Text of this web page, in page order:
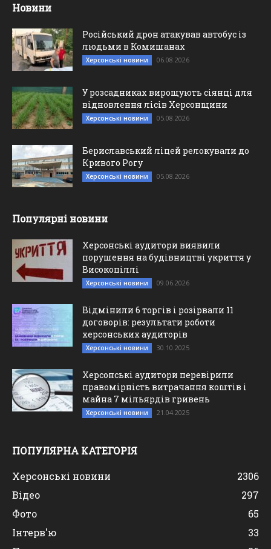
Новини
Російський дрон атакував автобус із
людьми в Комишанах
Херсонські новини 06.08.2026
У розсадниках вирощують сіянці для
відновлення лісів Херсонщини
Херсонські новини 05.08.2026
Бериславський ліцей релокували до
Кривого Рогу
Херсонські новини 05.08.2026
Популярні новини
Херсонські аудитори виявили
порушення на будівництві укриття у
Високопіллі
Херсонські новини 09.06.2026
Відмінили 6 торгів і розірвали 11
договорів: результати роботи
херсонських аудиторів
Херсонські новини 30.10.2025
Херсонські аудитори перевірили
правомірність витрачання коштів і
майна 7 мільярдів гривень
Херсонські новини 21.04.2025
ПОПУЛЯРНА КАТЕГОРІЯ
Херсонські новини
2306
Відео
297
Фото
65
Інтерв'ю
33